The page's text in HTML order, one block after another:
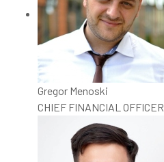
Gregor Menoski
CHIEF FINANCIAL OFFICER